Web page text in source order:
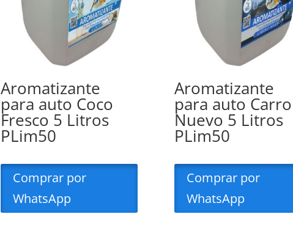
Aromatizante
para auto Coco
Fresco 5 Litros
PLim50
Comprar por
WhatsApp
Aromatizante
para auto Carro
Nuevo 5 Litros
PLim50
Comprar por
WhatsApp